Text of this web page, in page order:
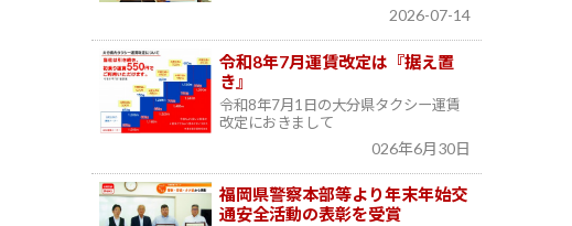
2026-07-14
令和8年7月運賃改定は『据え置
き』
令和8年7月1日の大分県タクシー運賃
改定におきまして
026年6月30日
福岡県警察本部等より年末年始交
通安全活動の表彰を受賞